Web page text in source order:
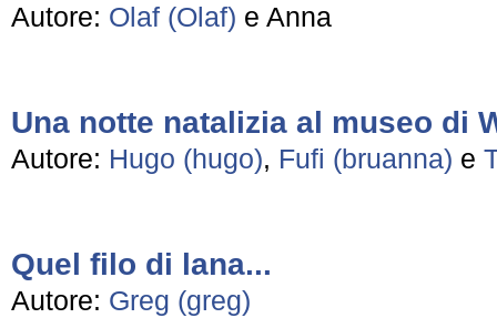
Autore: Olaf (Olaf) e Anna
Una notte natalizia al museo di
Autore: Hugo (hugo), Fufi (bruanna) e
Quel filo di lana...
Autore: Greg (greg)